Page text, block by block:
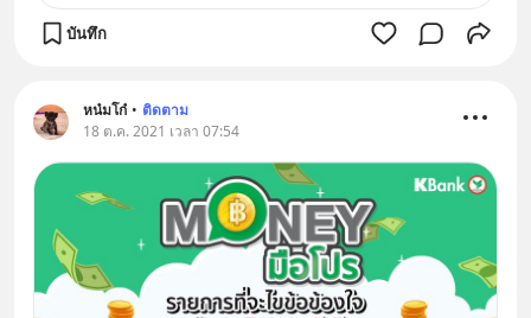
บันทึก
หน๋มโก๋ • ติดตาม
18 ต.ค. 2021 เวลา 07:54